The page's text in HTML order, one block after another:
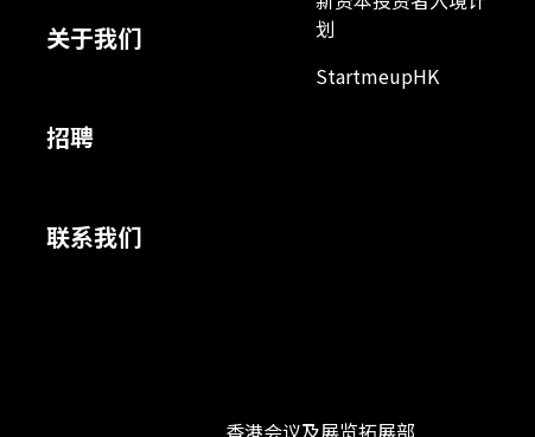
关于我们
招聘
联系我们
划
StartmeupHK
香港会议及展览拓展部